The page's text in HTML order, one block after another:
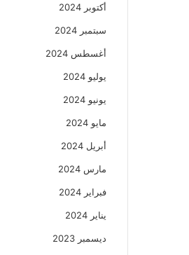
أكتوبر 2024
سبتمبر 2024
أغسطس 2024
يوليو 2024
يونيو 2024
مايو 2024
أبريل 2024
مارس 2024
فبراير 2024
يناير 2024
ديسمبر 2023